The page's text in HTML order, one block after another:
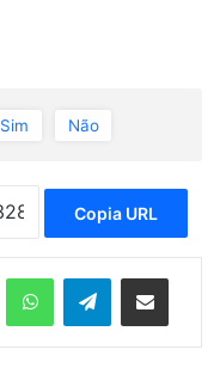
Sim Não
Copia URL
WhatsAppTelegramCompartilhar via e-mail